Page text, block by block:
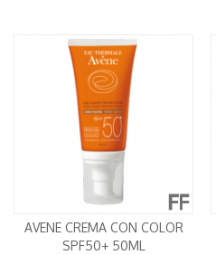
AVENE CREMA CON COLOR
SPF50+ 50ML